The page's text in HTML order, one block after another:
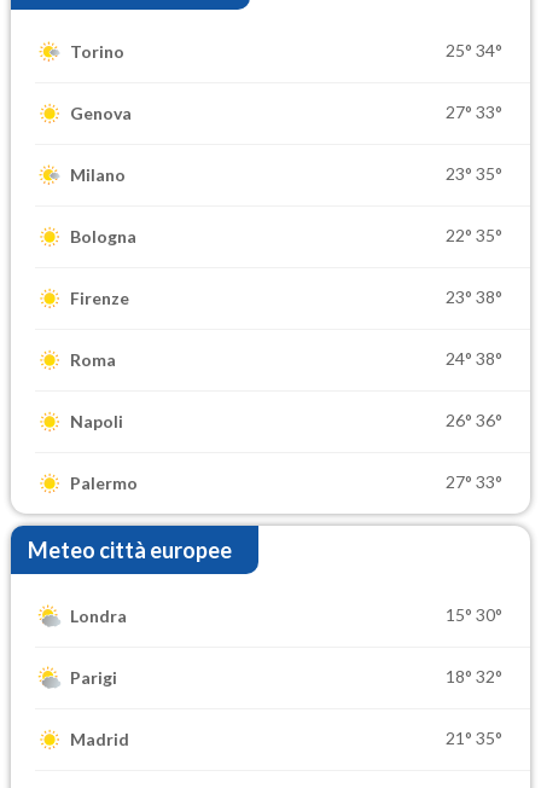
Torino 25° 34°
Genova 27° 33°
Milano 23° 35°
Bologna 22° 35°
Firenze 23° 38°
Roma 24° 38°
Napoli 26° 36°
Palermo 27° 33°
Meteo città europee
Londra 15° 30°
Parigi 18° 32°
Madrid 21° 35°